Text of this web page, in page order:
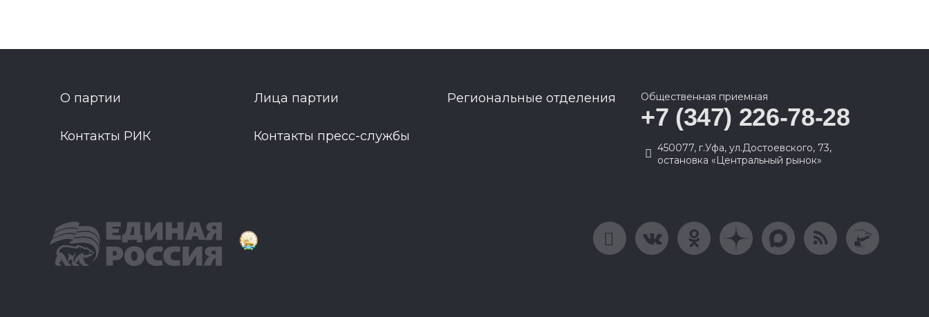
О партии Лица партии Региональные отделения
Контакты РИК Контакты пресс-службы
Общественная приемная
+7 (347) 226-78-28
450077, г.Уфа, ул.Достоевского, 73,
остановка «Центральный рынок»